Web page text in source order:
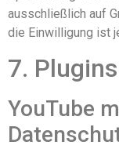
ausschließlich auf
die Einwilligung ist
7.
YouTube